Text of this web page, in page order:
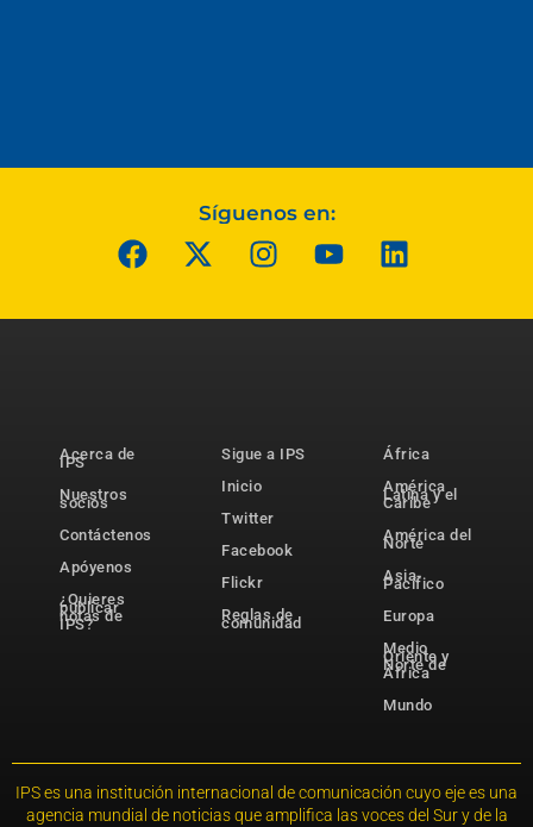
Síguenos en:
Acerca de
IPS
Nuestros
socios
Contáctenos
Apóyenos
¿Quieres
publicar
notas de
IPS?
Sigue a IPS
Inicio
Twitter
Facebook
Flickr
Reglas de
comunidad
África
América
Latina y el
Caribe
América del
Norte
Asia-
Pacífico
Europa
Medio
Oriente y
Norte de
África
Mundo
IPS es una institución internacional de comunicación cuyo eje es una
agencia mundial de noticias que amplifica las voces del Sur y de la